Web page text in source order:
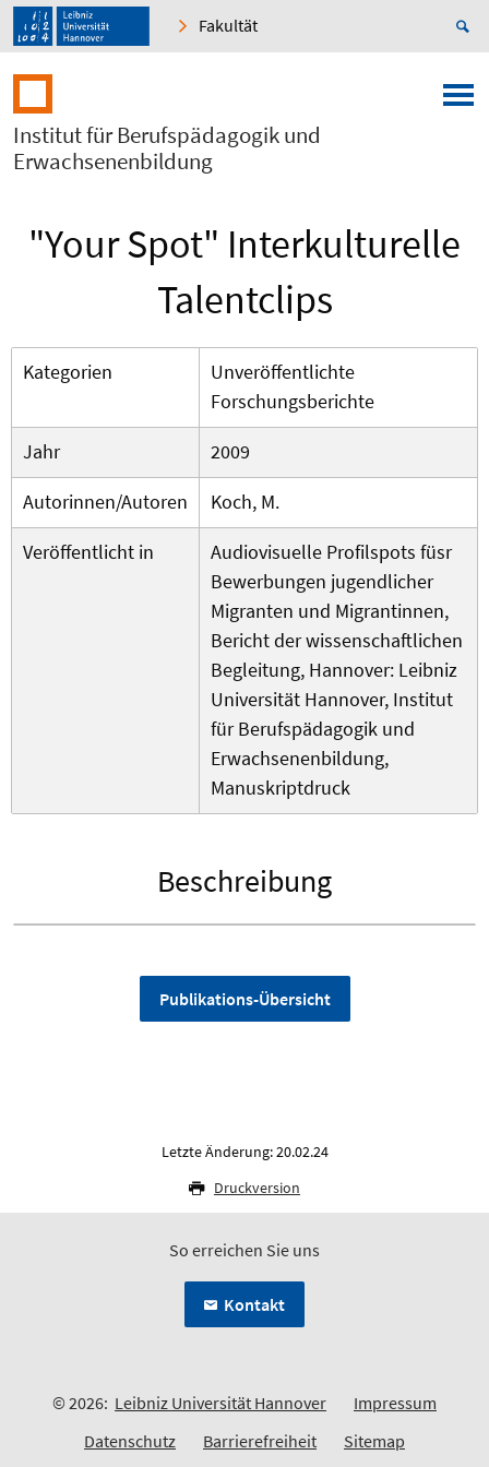
Fakultät
Institut für Berufspädagogik und
Erwachsenenbildung
"Your Spot" Interkulturelle
Talentclips
Kategorien
Unveröffentlichte
Forschungsberichte
Jahr
2009
Autorinnen/Autoren
Koch, M.
Veröffentlicht in
Audiovisuelle Profilspots füsr
Bewerbungen jugendlicher
Migranten und Migrantinnen,
Bericht der wissenschaftlichen
Begleitung, Hannover: Leibniz
Universität Hannover, Institut
für Berufspädagogik und
Erwachsenenbildung,
Manuskriptdruck
Beschreibung
Publikations-Übersicht
Letzte Änderung: 20.02.24
Druckversion
So erreichen Sie uns
Kontakt
© 2026: Leibniz Universität Hannover
Impressum
Datenschutz
Barrierefreiheit Sitemap